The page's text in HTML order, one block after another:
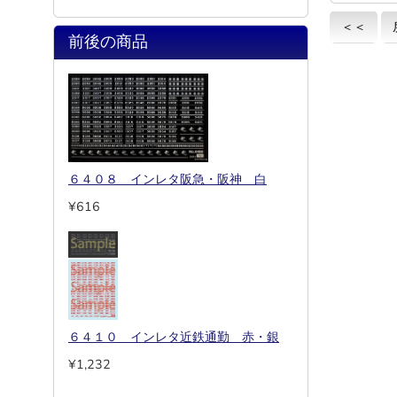
＜＜
前後の商品
６４０８ インレタ阪急・阪神 白
¥616
６４１０ インレタ近鉄通勤 赤・銀
¥1,232